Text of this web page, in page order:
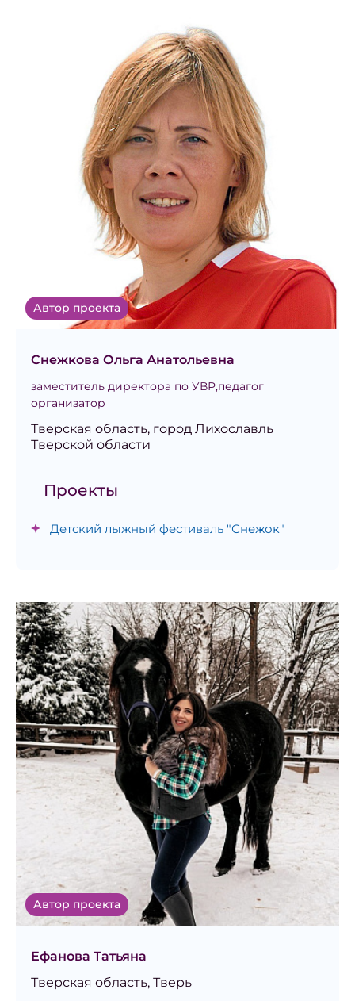
Автор проекта
Снежкова Ольга Анатольевна
заместитель директора по УВР,педагог
организатор
Тверская область, город Лихославль
Тверской области
Проекты
Детский лыжный фестиваль "Снежок"
Автор проекта
Ефанова Татьяна
Тверская область, Тверь